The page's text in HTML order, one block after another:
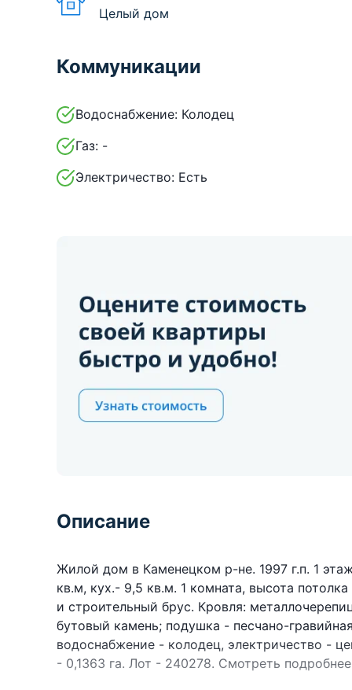
Целый дом
Коммуникации
Водоснабжение: Колодец
Газ: -
Электричество: Есть
Описание
Жилой дом в Каменецком р-не. 1997 г.п. 1
кв.м, кух.- 9,5 кв.м. 1 комната, высота
и строительный брус. Кровля:
бутовый камень; подушка - песчано-
водоснабжение - колодец, электричество -
- 0,1363 га. Лот - 240278. Смотреть